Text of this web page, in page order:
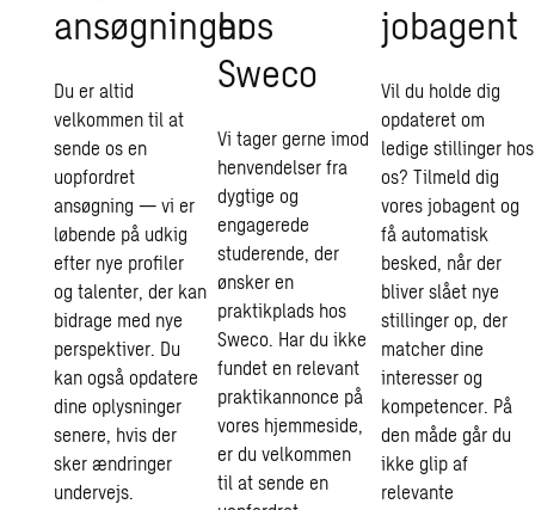
ansøgninger
Du er altid
velkommen til at
sende os en
uopfordret
ansøgning — vi er
løbende på udkig
efter nye profiler
og talenter, der kan
bidrage med nye
perspektiver. Du
kan også opdatere
dine oplysninger
senere, hvis der
sker ændringer
undervejs.
hos
Sweco
Vi tager gerne imod
henvendelser fra
dygtige og
engagerede
studerende, der
ønsker en
praktikplads hos
Sweco. Har du ikke
fundet en relevant
praktikannonce på
vores hjemmeside,
er du velkommen
til at sende en
jobagent
Vil du holde dig
opdateret om
ledige stillinger hos
os? Tilmeld dig
vores jobagent og
få automatisk
besked, når der
bliver slået nye
stillinger op, der
matcher dine
interesser og
kompetencer. På
den måde går du
ikke glip af
relevante